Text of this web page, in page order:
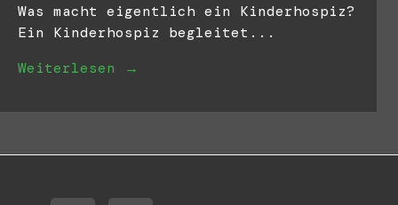
Was macht eigentlich ein Kinderhospiz?
Ein Kinderhospiz begleitet...
Weiterlesen →